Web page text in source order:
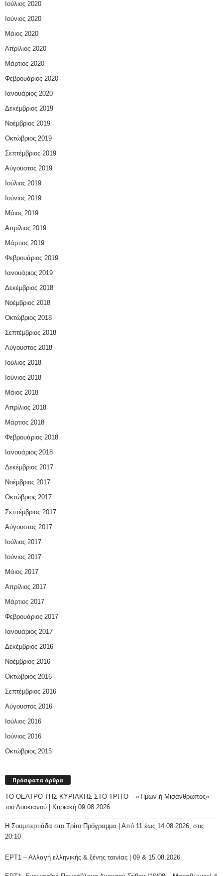
Ιούλιος 2020
Ιούνιος 2020
Μάιος 2020
Απρίλιος 2020
Μάρτιος 2020
Φεβρουάριος 2020
Ιανουάριος 2020
Δεκέμβριος 2019
Νοέμβριος 2019
Οκτώβριος 2019
Σεπτέμβριος 2019
Αύγουστος 2019
Ιούλιος 2019
Ιούνιος 2019
Μάιος 2019
Απρίλιος 2019
Μάρτιος 2019
Φεβρουάριος 2019
Ιανουάριος 2019
Δεκέμβριος 2018
Νοέμβριος 2018
Οκτώβριος 2018
Σεπτέμβριος 2018
Αύγουστος 2018
Ιούλιος 2018
Ιούνιος 2018
Μάιος 2018
Απρίλιος 2018
Μάρτιος 2018
Φεβρουάριος 2018
Ιανουάριος 2018
Δεκέμβριος 2017
Νοέμβριος 2017
Οκτώβριος 2017
Σεπτέμβριος 2017
Αύγουστος 2017
Ιούλιος 2017
Ιούνιος 2017
Μάιος 2017
Απρίλιος 2017
Μάρτιος 2017
Φεβρουάριος 2017
Ιανουάριος 2017
Δεκέμβριος 2016
Νοέμβριος 2016
Οκτώβριος 2016
Σεπτέμβριος 2016
Αύγουστος 2016
Ιούλιος 2016
Ιούνιος 2016
Οκτώβριος 2015
Πρόσφατα άρθρα
ΤΟ ΘΕΑΤΡΟ ΤΗΣ ΚΥΡΙΑΚΗΣ ΣΤΟ ΤΡΙΤΟ – «Τίμων ή Μισάνθρωπος»
του Λουκιανού | Κυριακή 09.08.2026
H Σουμπερτιάδα στο Τρίτο Πρόγραμμα | Από 11 έως 14.08.2026, στις
20:10
ΕΡΤ1 – Αλλαγή ελληνικής & ξένης ταινίας | 09 & 15.08.2026